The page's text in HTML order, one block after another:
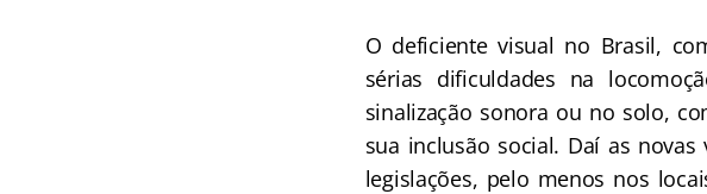
O deficiente visual no Brasil,
sérias dificuldades na
sinalização sonora ou no solo,
sua inclusão social. Daí as
legislações, pelo menos nos